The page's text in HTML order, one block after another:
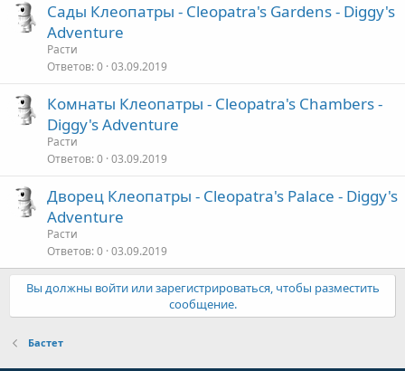
Сады Клеопатры - Cleopatra's Gardens - Diggy's
Adventure
Расти
Ответов 0 03.09.2019
Комнаты Клеопатры - Cleopatra's Chambers -
Diggy's Adventure
Расти
Ответов 0 03.09.2019
Дворец Клеопатры - Cleopatra's Palace - Diggy's
Adventure
Расти
Ответов 0 03.09.2019
Вы должны войти или зарегистрироваться, чтобы разместить
сообщение.
Бастет